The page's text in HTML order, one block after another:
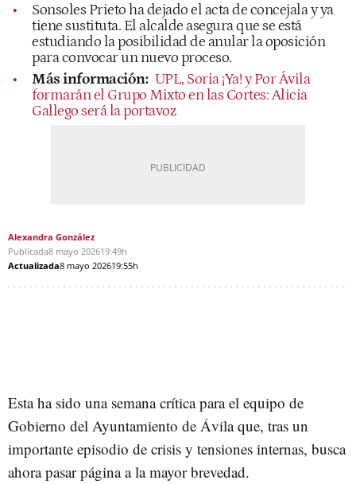
Sonsoles Prieto ha dejado el acta de concejala y ya
tiene sustituta. El alcalde asegura que se está
estudiando la posibilidad de anular la oposición
para convocar un nuevo proceso.
Más información: UPL, Soria ¡Ya! y Por Ávila
formarán el Grupo Mixto en las Cortes: Alicia
Gallego será la portavoz
Alexandra González
Publicada8 mayo 202619:49h
Actualizada8 mayo 202619:55h
Esta ha sido una semana crítica para el equipo de
Gobierno del Ayuntamiento de Ávila que, tras un
importante episodio de crisis y tensiones internas, busca
ahora pasar página a la mayor brevedad.